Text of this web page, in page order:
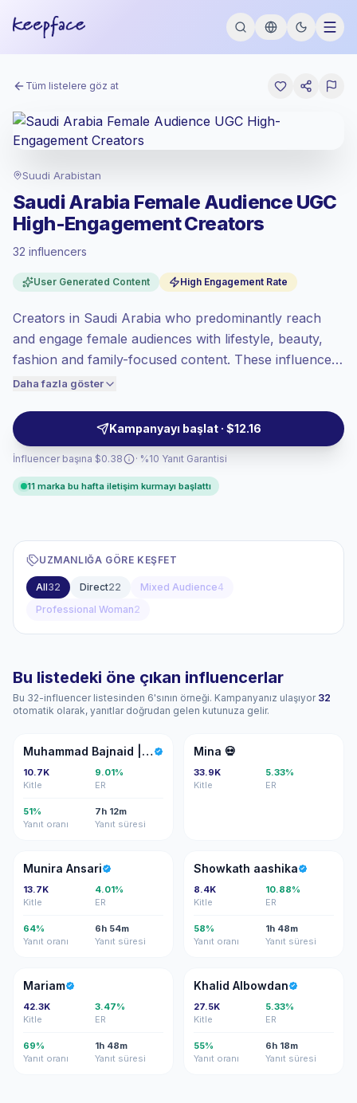
Tüm listelere göz at
Suudi Arabistan
Saudi Arabia Female Audience UGC
High-Engagement Creators
32 influencers
User Generated Content High Engagement Rate
Creators in Saudi Arabia who predominantly reach
and engage female audiences with lifestyle, beauty,
fashion and family-focused content. These influencers
generate high engagement and tailored messaging that
efficient for audience-targeted activations. Campaign-
ready with verified engagement.
Daha fazla göster
Kampanyayı başlat · $12.16
İnfluencer başına $0.38
Standart pazar
oranında fiyatlandırılır.
başına daha fazla değer.
En yüksek katılım(%16.7 ort. ER), katılımı
yüksek kitleler daha iyi dönüşüm sağlıyor,
yapılıyor.
· %10 Yanıt Garantisi
11 marka bu hafta iletişim kurmayı başlattı
UZMANLIĞA GÖRE KEŞFET
All32 Direct22 Mixed Audience4
Professional Woman2
Bu listedeki öne çıkan influencerlar
Bu 32-influencer listesinden 6'sının örneği. Kampanyanız ulaşıyor 32
otomatik olarak, yanıtlar doğrudan gelen kutunuza gelir.
MB Muhammad Bajnaid | محمد باجنيد
10.7K
Kitle
9.01%
ER
51%
Yanıt oranı
7h 12m
Yanıt süresi
M�
Mina 💀
33.9K
Kitle
5.33%
ER
MA
Munira Ansari
13.7K
Kitle
4.01%
ER
64%
Yanıt oranı
6h 54m
Yanıt süresi
SA
Showkath aashika
8.4K
Kitle
10.88%
ER
58%
Yanıt oranı
1h 48m
Yanıt süresi
M
Mariam
42.3K
Kitle
3.47%
ER
69%
Yanıt oranı
1h 48m
Yanıt süresi
KA
Khalid Albowdan
27.5K
Kitle
5.33%
ER
55%
Yanıt oranı
6h 18m
Yanıt süresi